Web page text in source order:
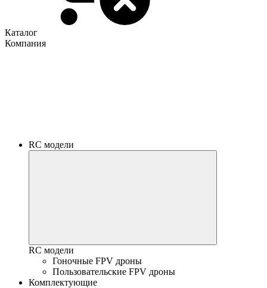
Каталог
Компания
RC модели
RC модели
Гоночные FPV дроны
Пользовательские FPV дроны
Комплектующие